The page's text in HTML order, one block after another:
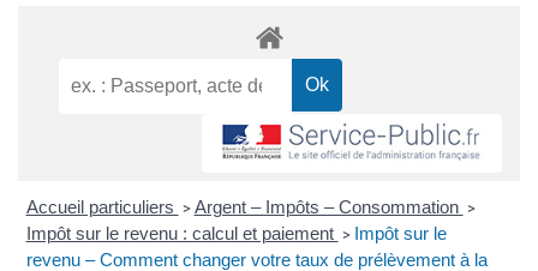
Accueil particuliers > Argent – Impôts – Consommation >
Impôt sur le revenu : calcul et paiement > Impôt sur le
revenu – Comment changer votre taux de prélèvement à la